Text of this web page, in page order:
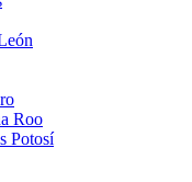
Roo
Potosí